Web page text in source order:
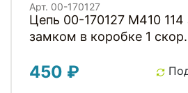
Арт. 00-170127
Цепь 00-170127 M410 114
замком в коробке 1 скор.
450 ₽